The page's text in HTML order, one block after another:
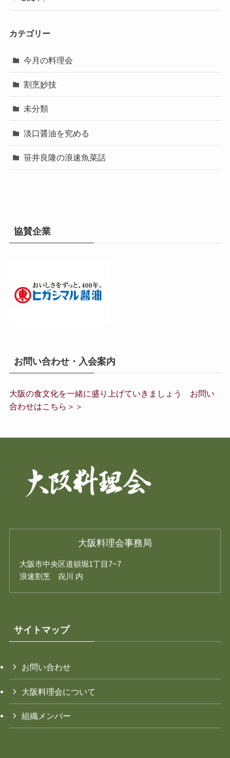
カテゴリー
今月の料理会
割烹妙技
未分類
淡口醤油を究める
笹井良隆の浪速魚菜話
協賛企業
お問い合わせ・入会案内
大阪の食文化を一緒に盛り上げていきましょう お問い
合わせはこちら＞＞
大阪料理会事務局
大阪市中央区道頓堀1丁目7−7
浪速割烹 㐂川 内
サイトマップ
お問い合わせ
大阪料理会について
組織メンバー